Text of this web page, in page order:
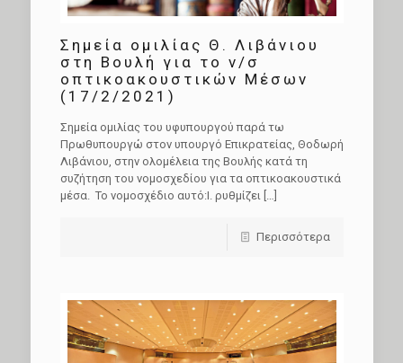
Σημεία ομιλίας Θ. Λιβάνιου
στη Βουλή για το ν/σ
οπτικοακουστικών Μέσων
(17/2/2021)
Σημεία ομιλίας του υφυπουργού παρά τω
Πρωθυπουργώ στον υπουργό Επικρατείας, Θοδωρή
Λιβάνιου, στην ολομέλεια της Βουλής κατά τη
συζήτηση του νομοσχεδίου για τα οπτικοακουστικά
μέσα. Το νομοσχέδιο αυτό:I. ρυθμίζει […]
Περισσότερα